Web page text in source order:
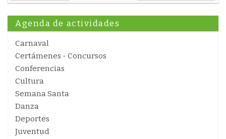
Agenda de actividades
Carnaval
Certámenes - Concursos
Conferencias
Cultura
Semana Santa
Danza
Deportes
Juventud